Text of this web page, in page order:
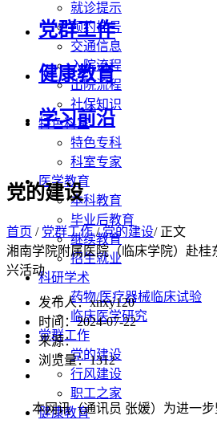
就诊提示
预约挂号
交通信息
入院流程
出院流程
社保知识
特色科室
特色专科
科室专家
医学教育
本科教育
毕业后教育
继续教育
招生就业
科研学术
药物/医疗器械临床试验
临床医学研究
党群工作
党的建设
行风建设
职工之家
健康教育
党群工作
健康教育
学习前沿
党的建设
首页 / 党群工作/党的建设/ 正文
湘南学院附属医院（临床学院）赴桂
兴活动
发布人：xnxy120
时间：2024-07-22
来源：
浏览量：1312
本网讯（通讯员 张媛）为进一